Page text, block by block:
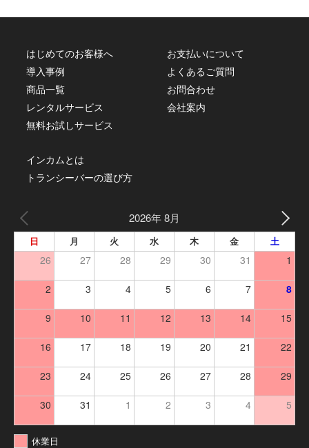
はじめてのお客様へ
導入事例
商品一覧
レンタルサービス
無料お試しサービス
お支払いについて
よくあるご質問
お問合わせ
会社案内
インカムとは
トランシーバーの選び方
2026年 8月
日 月 火 水 木 金 土
26 27 28 29 30 31 1
2 3 4 5 6 7 8
9 10 11 12 13 14 15
16 17 18 19 20 21 22
23 24 25 26 27 28 29
30 31 1 2 3 4 5
休業日